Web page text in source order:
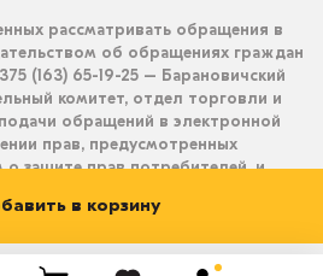
в корзину
рассматривать обращения в
об обращениях граждан
(163) 65-19-25 – Барановичский
комитет, отдел торговли и
обращений в электронной
прав, предусмотренных
о защите прав потребителей, и
на них: info@avto-kraska.by и
(Viber, Telegram).